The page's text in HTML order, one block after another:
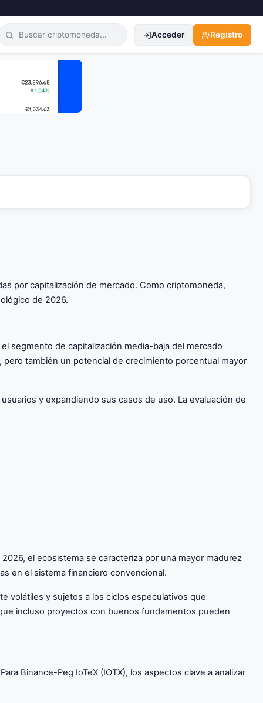
Acceder Registro
por capitalización de mercado. Como criptomoneda,
de 2026.
segmento de capitalización media-baja del mercado
también un potencial de crecimiento porcentual mayor
y expandiendo sus casos de uso. La evaluación de
el ecosistema se caracteriza por una mayor madurez
en el sistema financiero convencional.
volátiles y sujetos a los ciclos especulativos que
incluso proyectos con buenos fundamentos pueden
Binance-Peg IoTeX (IOTX), los aspectos clave a analizar